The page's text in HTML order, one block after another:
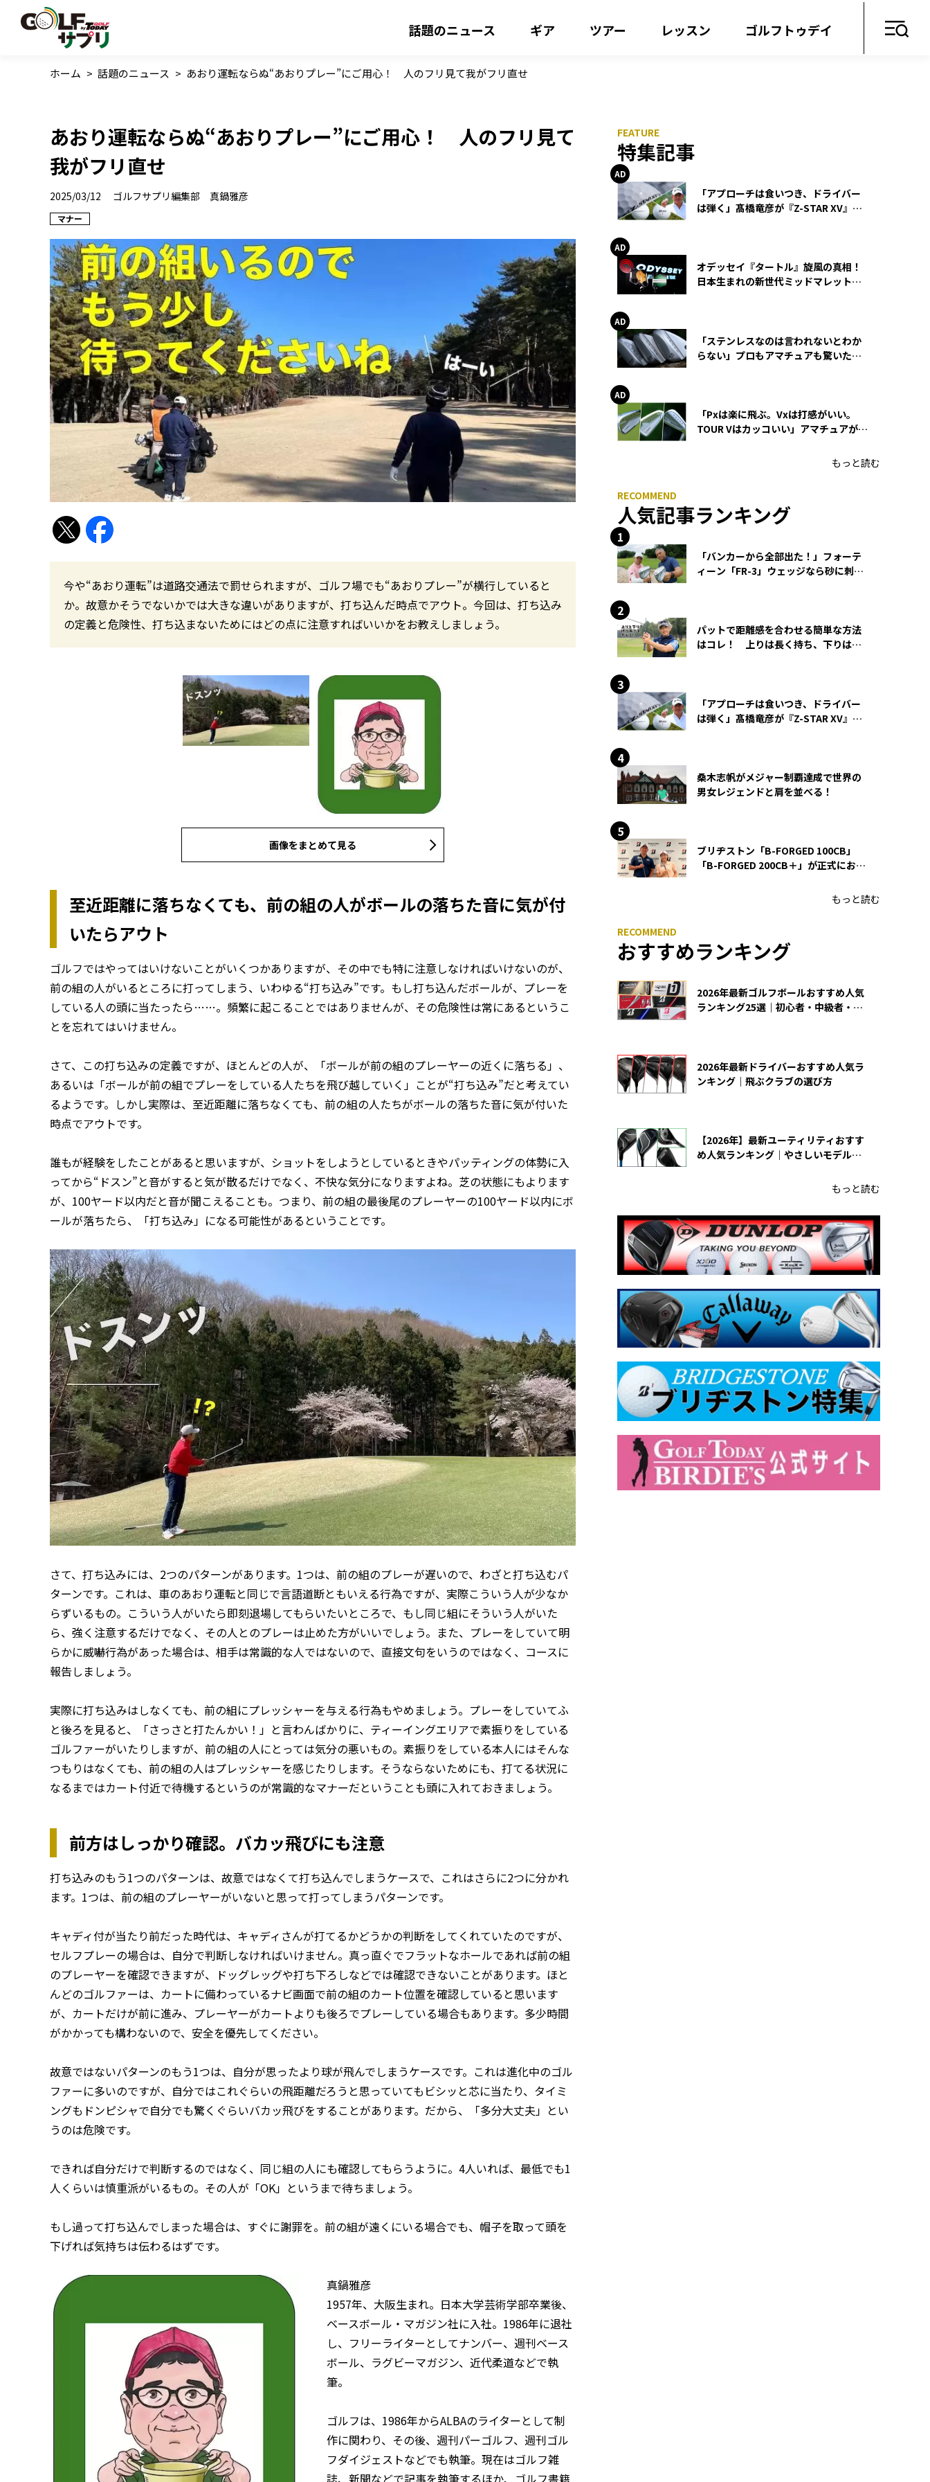
話題のニュース ギア ツアー レッスン ゴルフトゥデイ
ホーム > 話題のニュース > あおり運転ならぬ“あおりプレー”にご用心！ 人のフリ見て我がフリ直せ
あおり運転ならぬ“あおりプレー”にご用心！ 人のフリ見て
我がフリ直せ
2025/03/12 ゴルフサプリ編集部 真鍋雅彦
マナー
今や“あおり運転”は道路交通法で罰せられますが、ゴルフ場でも“あおりプレー”が横行していると
か。故意かそうでないかでは大きな違いがありますが、打ち込んだ時点でアウト。今回は、打ち込み
の定義と危険性、打ち込まないためにはどの点に注意すればいいかをお教えしましょう。
画像をまとめて見る
至近距離に落ちなくても、前の組の人がボールの落ちた音に気が付
いたらアウト
ゴルフではやってはいけないことがいくつかありますが、その中でも特に注意しなければいけないのが、
前の組の人がいるところに打ってしまう、いわゆる“打ち込み”です。もし打ち込んだボールが、プレーを
している人の頭に当たったら……。頻繁に起こることではありませんが、その危険性は常にあるというこ
とを忘れてはいけません。
さて、この打ち込みの定義ですが、ほとんどの人が、「ボールが前の組のプレーヤーの近くに落ちる」、
あるいは「ボールが前の組でプレーをしている人たちを飛び越していく」ことが“打ち込み”だと考えてい
るようです。しかし実際は、至近距離に落ちなくても、前の組の人たちがボールの落ちた音に気が付いた
時点でアウトです。
誰もが経験をしたことがあると思いますが、ショットをしようとしているときやパッティングの体勢に入
ってから“ドスン”と音がすると気が散るだけでなく、不快な気分になりますよね。芝の状態にもよります
が、100ヤード以内だと音が聞こえることも。つまり、前の組の最後尾のプレーヤーの100ヤード以内にボ
ールが落ちたら、「打ち込み」になる可能性があるということです。
さて、打ち込みには、2つのパターンがあります。1つは、前の組のプレーが遅いので、わざと打ち込むパ
ターンです。これは、車のあおり運転と同じで言語道断ともいえる行為ですが、実際こういう人が少なか
らずいるもの。こういう人がいたら即刻退場してもらいたいところで、もし同じ組にそういう人がいた
ら、強く注意するだけでなく、その人とのプレーは止めた方がいいでしょう。また、プレーをしていて明
らかに威嚇行為があった場合は、相手は常識的な人ではないので、直接文句をいうのではなく、コースに
報告しましょう。
実際に打ち込みはしなくても、前の組にプレッシャーを与える行為もやめましょう。プレーをしていてふ
と後ろを見ると、「さっさと打たんかい！」と言わんばかりに、ティーイングエリアで素振りをしている
ゴルファーがいたりしますが、前の組の人にとっては気分の悪いもの。素振りをしている本人にはそんな
つもりはなくても、前の組の人はプレッシャーを感じたりします。そうならないためにも、打てる状況に
なるまではカート付近で待機するというのが常識的なマナーだということも頭に入れておきましょう。
前方はしっかり確認。バカッ飛びにも注意
打ち込みのもう1つのパターンは、故意ではなくて打ち込んでしまうケースで、これはさらに2つに分かれ
ます。1つは、前の組のプレーヤーがいないと思って打ってしまうパターンです。
キャディ付が当たり前だった時代は、キャディさんが打てるかどうかの判断をしてくれていたのですが、
セルフプレーの場合は、自分で判断しなければいけません。真っ直ぐでフラットなホールであれば前の組
のプレーヤーを確認できますが、ドッグレッグや打ち下ろしなどでは確認できないことがあります。ほと
んどのゴルファーは、カートに備わっているナビ画面で前の組のカート位置を確認していると思います
が、カートだけが前に進み、プレーヤーがカートよりも後ろでプレーしている場合もあります。多少時間
がかかっても構わないので、安全を優先してください。
故意ではないパターンのもう1つは、自分が思ったより球が飛んでしまうケースです。これは進化中のゴル
ファーに多いのですが、自分ではこれぐらいの飛距離だろうと思っていてもビシッと芯に当たり、タイミ
ングもドンピシャで自分でも驚くぐらいバカッ飛びをすることがあります。だから、「多分大丈夫」とい
うのは危険です。
できれば自分だけで判断するのではなく、同じ組の人にも確認してもらうように。4人いれば、最低でも1
人くらいは慎重派がいるもの。その人が「OK」というまで待ちましょう。
もし過って打ち込んでしまった場合は、すぐに謝罪を。前の組が遠くにいる場合でも、帽子を取って頭を
下げれば気持ちは伝わるはずです。
真鍋雅彦
1957年、大阪生まれ。日本大学芸術学部卒業後、
ベースボール・マガジン社に入社。1986年に退社
し、フリーライターとしてナンバー、週刊ベース
ボール、ラグビーマガジン、近代柔道などで執
筆。
ゴルフは、1986年からALBAのライターとして制
作に関わり、その後、週刊パーゴルフ、週刊ゴル
フダイジェストなどでも執筆。現在はゴルフ雑
特集記事
「アプローチは食いつき、ドライバー
は弾く」髙橋竜彦が『Z-STAR XV』を
オデッセイ『タートル』旋風の真相！
日本生まれの新世代ミッドマレットが
「ステンレスなのは言われないとわか
らない」プロもアマチュアも驚いた
「Pxは楽に飛ぶ。Vxは打感がいい。
TOUR Vはカッコいい」アマチュアが選
もっと読む
人気記事ランキング
「バンカーから全部出た！」フォーテ
ィーン「FR-3」ウェッジなら砂に刺さ
パットで距離感を合わせる簡単な方法
はコレ！ 上りは長く持ち、下りは短
「アプローチは食いつき、ドライバー
は弾く」髙橋竜彦が『Z-STAR XV』を
桑木志帆がメジャー制覇達成で世界の
男女レジェンドと肩を並べる！
ブリヂストン「B-FORGED 100CB」
「B-FORGED 200CB＋」が正式にお披
もっと読む
おすすめランキング
2026年最新ゴルフボールおすすめ人気
ランキング25選｜初心者・中級者・上
2026年最新ドライバーおすすめ人気ラ
ンキング｜飛ぶクラブの選び方
【2026年】最新ユーティリティおすす
め人気ランキング｜やさしいモデルの
もっと読む